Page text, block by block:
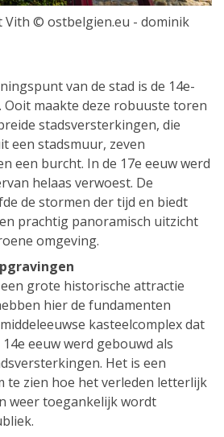
Vith © ostbelgien.eu - dominik
van de stad is de 14e-
. Ooit maakte deze robuuste toren
stadsversterkingen, die
een stadsmuur, zeven
een burcht. In de 17e eeuw werd
helaas verwoest. De
de stormen der tijd en biedt
prachtig panoramisch uitzicht
omgeving.
een grote historische attractie
hier de fundamenten
kasteelcomplex dat
eeuw werd gebouwd als
Het is een
te zien hoe het verleden letterlijk
weer toegankelijk wordt